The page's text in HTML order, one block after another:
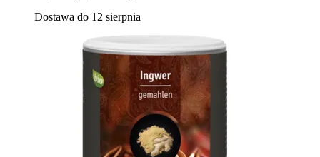
Dostawa do 12 sierpnia